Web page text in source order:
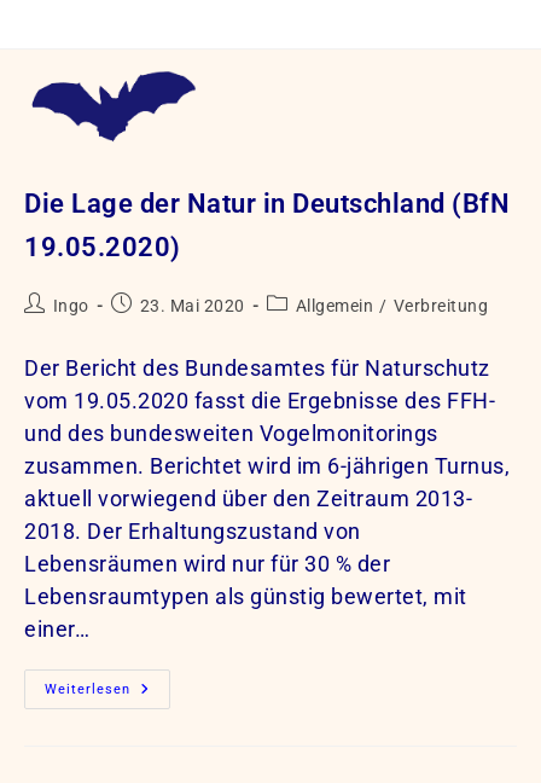
Die Lage der Natur in Deutschland (BfN
19.05.2020)
Beitrags-
Ingo
Beitrag23. Mai 2020
Beitrags-
Allgemein / Verbreitung
Der Bericht des Bundesamtes für Naturschutz
vom 19.05.2020 fasst die Ergebnisse des FFH-
und des bundesweiten Vogelmonitorings
zusammen. Berichtet wird im 6-jährigen Turnus,
aktuell vorwiegend über den Zeitraum 2013-
2018. Der Erhaltungszustand von
Lebensräumen wird nur für 30 % der
Lebensraumtypen als günstig bewertet, mit
einer…
Weiterlesen
Die
Lage